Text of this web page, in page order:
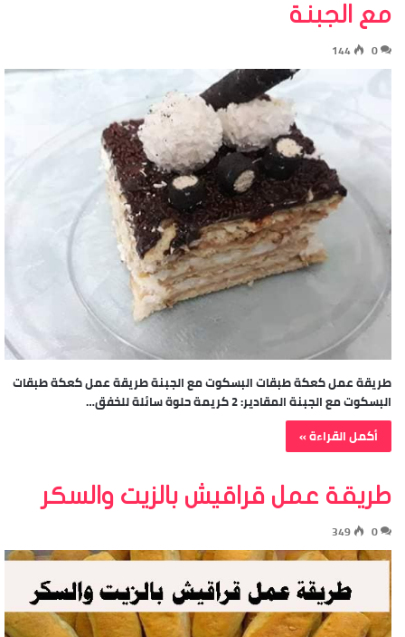
مع الجبنة
0
144
طريقة عمل كعكة طبقات البسكوت مع الجبنة طريقة عمل كعكة طبقات
البسكوت مع الجبنة المقادير: 2 كريمة حلوة سائلة للخفق…
أكمل القراءة »
طريقة عمل قراقيش بالزيت والسكر
0
349